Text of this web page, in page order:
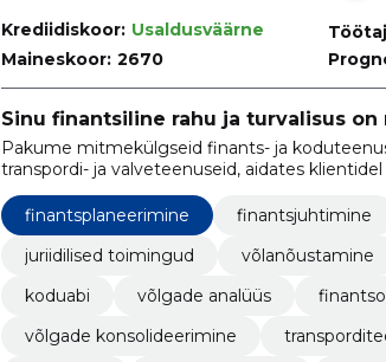
Krediidiskoor: Usaldusväärne
Maineskoor: 2670
Sinu finantsiline rahu ja turvalisus
Pakume mitmekülgseid finants- ja
transpordi- ja valveteenuseid, aidates
ja mugavus oma igapäevaelus.
finantsplaneerimine
finantsjuhtimine
juriidilised toimingud
võlanõustamine
koduabi
võlgade analüüs
võlgade konsolideerimine